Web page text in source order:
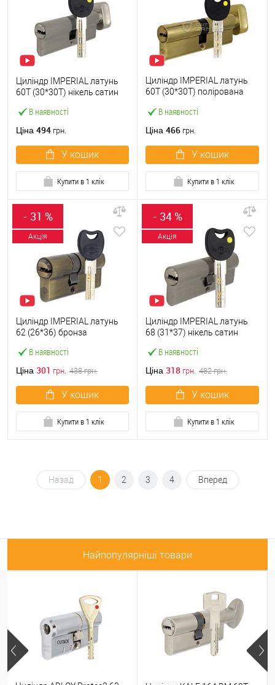
В наявності
Циліндр IMPERIAL латунь
60T (30*30T) нікель сатин
Ціна 494 грн.
У кошик
Купити в 1 клік
В наявності
Циліндр IMPERIAL латунь
60T (30*30T) полірована
Ціна 466 грн.
У кошик
Купити в 1 клік
- 31 %
Акція
В наявності
Циліндр IMPERIAL латунь
62 (26*36) бронза
Ціна 301 грн. 438грн.
У кошик
Купити в 1 клік
- 34 %
Акція
В наявності
Циліндр IMPERIAL латунь
68 (31*37) нікель сатин
Ціна 318 грн. 482грн.
У кошик
Купити в 1 клік
Назад 1 2 3 4 Вперед
Найпопулярніші товари